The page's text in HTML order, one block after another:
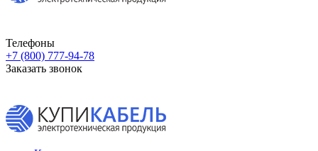
Телефоны
+7 (800) 777-94-78
Заказать звонок